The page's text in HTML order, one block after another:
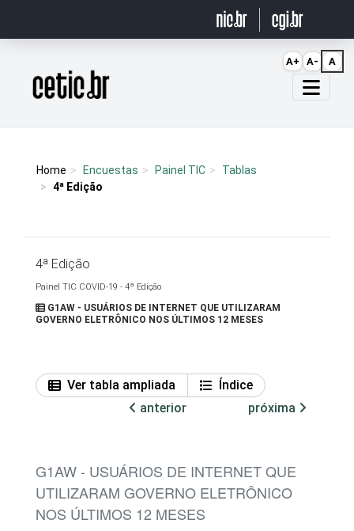
Página inicial
Home Encuestas Painel TIC
Tablas
4ª Edição
4ª Edição
Painel TIC COVID-19 - 4ª Edição
G1AW - USUÁRIOS DE INTERNET QUE UTILIZARAM
GOVERNO ELETRÔNICO NOS ÚLTIMOS 12 MESES
Ver tabla ampliada
Índice
anterior
próxima
G1AW - USUÁRIOS DE INTERNET QUE
UTILIZARAM GOVERNO ELETRÔNICO
NOS ÚLTIMOS 12 MESES
A+ A- A